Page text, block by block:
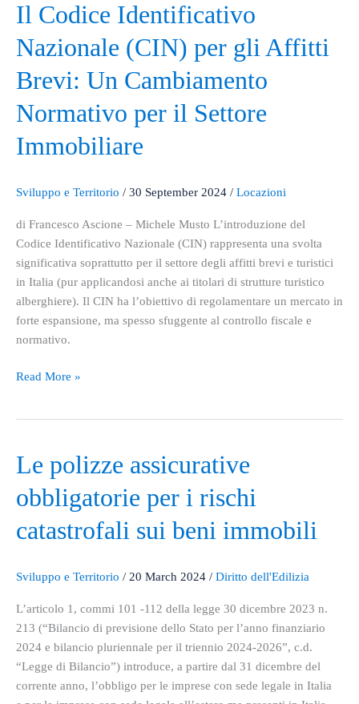
Il Codice Identificativo
Nazionale (CIN) per gli Affitti
Brevi: Un Cambiamento
Normativo per il Settore
Immobiliare
Sviluppo e Territorio / 30 September 2024 / Locazioni
di Francesco Ascione – Michele Musto L’introduzione del
Codice Identificativo Nazionale (CIN) rappresenta una svolta
significativa soprattutto per il settore degli affitti brevi e turistici
in Italia (pur applicandosi anche ai titolari di strutture turistico
alberghiere). Il CIN ha l’obiettivo di regolamentare un mercato in
forte espansione, ma spesso sfuggente al controllo fiscale e
normativo.
Il
Codice
Identificativo
(CIN)
per
gli
Affitti
Cambiamento
Normativo
per
Settore
Immobiliare
Read More »
Le polizze assicurative
obbligatorie per i rischi
catastrofali sui beni immobili
Sviluppo e Territorio / 20 March 2024 / Diritto dell'Edilizia
L’articolo 1, commi 101 -112 della legge 30 dicembre 2023 n.
213 (“Bilancio di previsione dello Stato per l’anno finanziario
2024 e bilancio pluriennale per il triennio 2024-2026”, c.d.
“Legge di Bilancio”) introduce, a partire dal 31 dicembre del
corrente anno, l’obbligo per le imprese con sede legale in Italia
Le
polizze
assicurative
obbligatorie
per
rischi
sui
beni
immobili